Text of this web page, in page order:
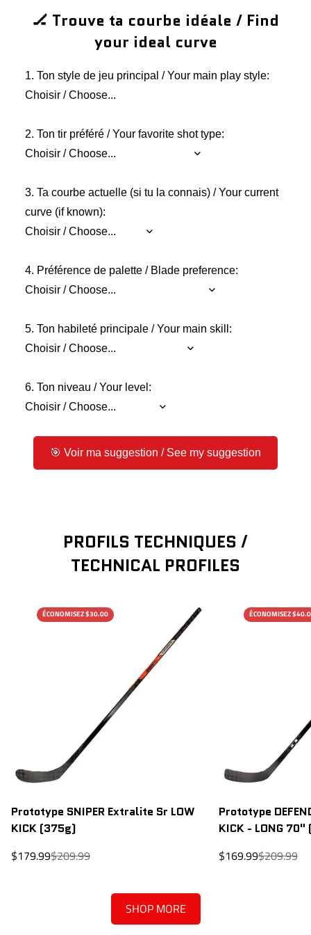
🏒 Trouve ta courbe idéale / Find
your ideal curve
1. Ton style de jeu principal / Your main play style:
2. Ton tir préféré / Your favorite shot type:
3. Ta courbe actuelle (si tu la connais) / Your current
curve (if known):
4. Préférence de palette / Blade preference:
5. Ton habileté principale / Your main skill:
6. Ton niveau / Your level:
🎯 Voir ma suggestion / See my suggestion
PROFILS TECHNIQUES /
TECHNICAL PROFILES
ÉCONOMISEZ $30.00
Prototype SNIPER Extralite Sr LOW
KICK (375g)
Prix
$179.99Prix
$209.99
ÉCONOMISEZ
Prototype
KICK - LONG
Prix
$169.99Prix
$209.99
SHOP MORE